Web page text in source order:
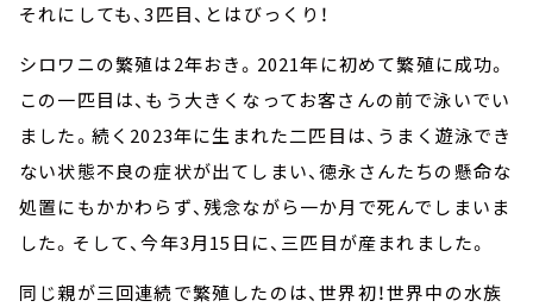
それにしても、3匹目、とはびっくり！
シロワニの繁殖は2年おき。2021年に初めて繁殖に成功。
この一匹目は、もう大きくなってお客さんの前で泳いでい
ました。続く2023年に生まれた二匹目は、うまく遊泳でき
ない状態不良の症状が出てしまい、徳永さんたちの懸命な
処置にもかかわらず、残念ながら一か月で死んでしまいま
した。そして、今年3月15日に、三匹目が産まれました。
同じ親が三回連続で繁殖したのは、世界初！世界中の水族